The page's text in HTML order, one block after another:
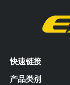
快速链接
产品类别